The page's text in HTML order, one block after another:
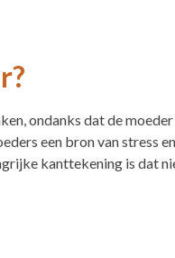
ondanks dat de
een bron van stress
kanttekening is dat